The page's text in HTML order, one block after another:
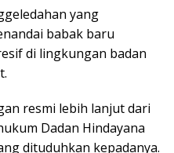
yang
babak baru
di lingkungan badan
resmi lebih lanjut dari
Dadan Hindayana
dituduhkan kepadanya.